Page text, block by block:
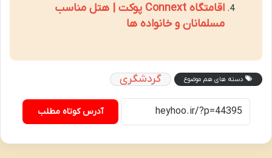
اقامتگاه Connext پوکت | هتل مناسب
مسلمانان و خانواده ها
دسته های هم موضوع گردشگری
آدرس کوتاه مطلب